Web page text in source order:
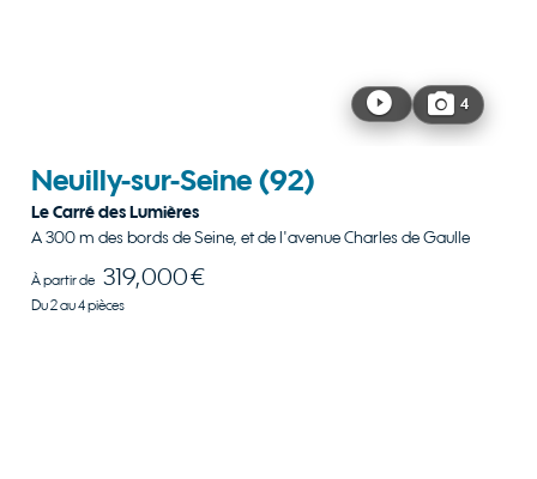
4
Neuilly-sur-Seine (92)
Le Carré des Lumières
A 300 m des bords de Seine, et de l'avenue Charles de Gaulle
À partir de 319,000 €
Du 2 au 4 pièces